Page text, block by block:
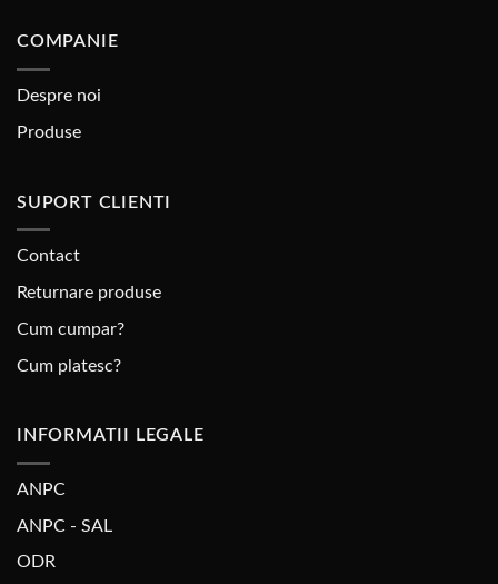
COMPANIE
Despre noi
Produse
SUPORT CLIENTI
Contact
Returnare produse
Cum cumpar?
Cum platesc?
INFORMATII LEGALE
ANPC
ANPC - SAL
ODR